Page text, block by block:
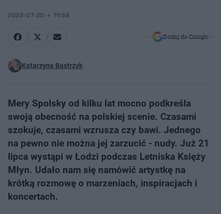
2023-07-20 11:59
Dodaj do Google
Katarzyna Bastrzyk
Mery Spolsky od kilku lat mocno podkreśla
swoją obecność na polskiej scenie. Czasami
szokuje, czasami wzrusza czy bawi. Jednego
na pewno nie można jej zarzucić - nudy. Już 21
lipca wystąpi w Łodzi podczas Letniska Księży
Młyn. Udało nam się namówić artystkę na
krótką rozmowę o marzeniach, inspiracjach i
koncertach.